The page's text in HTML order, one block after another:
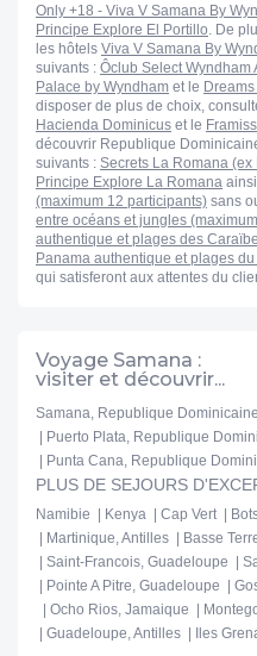
« ETA » pour le Canada).
rubrique "conseils aux
concernant les formalités
du Canada.
A NOTER
- En cas d'un vol avec escale,
devrez être conforme aux
trouve votre escale ainsi que
Les modalités pour chaque
https://
- Pour tout départ d'un
Luxembourg, Pays-Bas,
veuillez vous référer aux sites
concernés pour les conditions
Only +18 - Viva V Samana By
Principe Explore El Portillo. De
les hôtels Viva V Samana By
suivants : Ôclub Select Wyndham
Palace by Wyndham et le
disposer de plus de choix,
Hacienda Dominicus et le
découvrir Republique
suivants : Secrets La Romana
Principe Explore La Romana
(maximum 12 participants) sans
entre océans et jungles
authentique et plages des
Panama authentique et plages
qui satisferont aux attentes du
Voyage Samana :
visiter et découvrir...
Samana, Republique Dominicaine
Puerto Plata, Republique
Punta Cana, Republique
PLUS DE SEJOURS
Namibie Kenya Cap Vert
Martinique, Antilles
Basse
Saint-Francois, Guadeloupe
Pointe A Pitre, Guadeloupe
Ocho Rios, Jamaique
Guadeloupe, Antilles
Iles